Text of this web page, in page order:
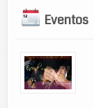
Eventos